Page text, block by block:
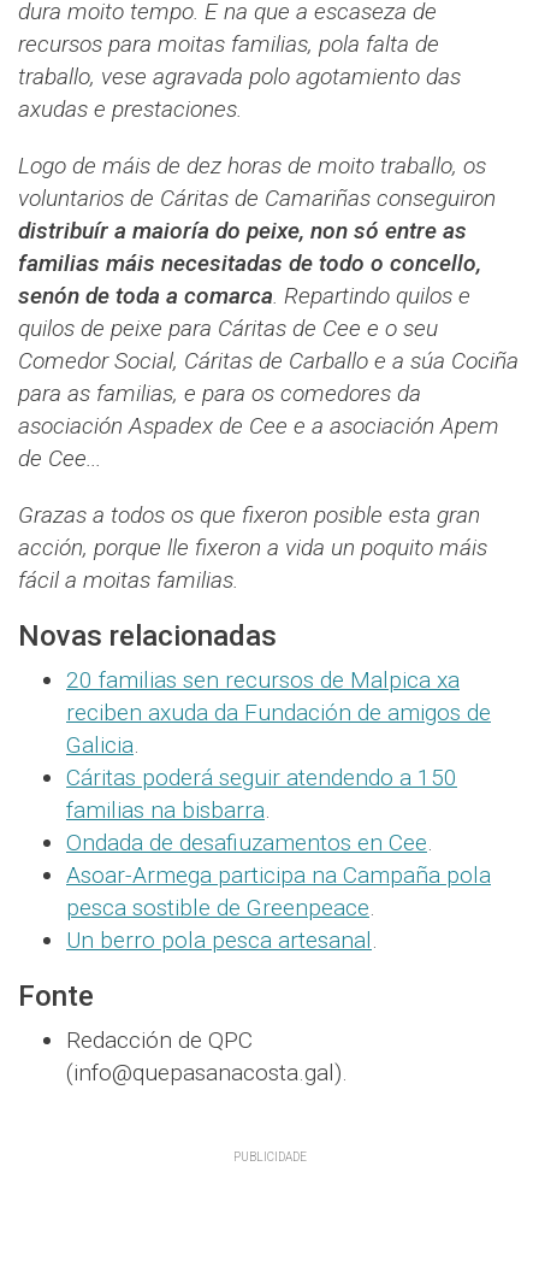
dura moito tempo. E na que a escaseza de
recursos para moitas familias, pola falta de
traballo, vese agravada polo agotamiento das
axudas e prestaciones.
Logo de máis de dez horas de moito traballo, os
voluntarios de Cáritas de Camariñas conseguiron
distribuír a maioría do peixe, non só entre as
familias máis necesitadas de todo o concello,
senón de toda a comarca . Repartindo quilos e
quilos de peixe para Cáritas de Cee e o seu
Comedor Social, Cáritas de Carballo e a súa Cociña
para as familias, e para os comedores da
asociación Aspadex de Cee e a asociación Apem
de Cee...
Grazas a todos os que fixeron posible esta gran
acción, porque lle fixeron a vida un poquito máis
fácil a moitas familias.
Novas relacionadas
20 familias sen recursos de Malpica xa
reciben axuda da Fundación de amigos de
Galicia
Cáritas poderá seguir atendendo a 150
familias na bisbarra
Ondada de desafiuzamentos en Cee
Asoar-Armega participa na Campaña pola
pesca sostible de Greenpeace
Un berro pola pesca artesanal
Fonte
Redacción de QPC
(info@quepasanacosta.gal).